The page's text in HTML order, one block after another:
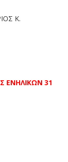
Κ.
ΕΝΗΛΙΚΩΝ 31